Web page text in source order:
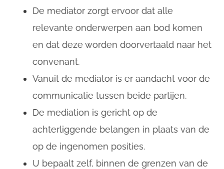
De mediator zorgt ervoor dat alle
relevante onderwerpen aan bod komen
en dat deze worden doorvertaald naar het
convenant.
Vanuit de mediator is er aandacht voor de
communicatie tussen beide partijen.
De mediation is gericht op de
achterliggende belangen in plaats van de
op de ingenomen posities.
U bepaalt zelf, binnen de grenzen van de
CompanyName